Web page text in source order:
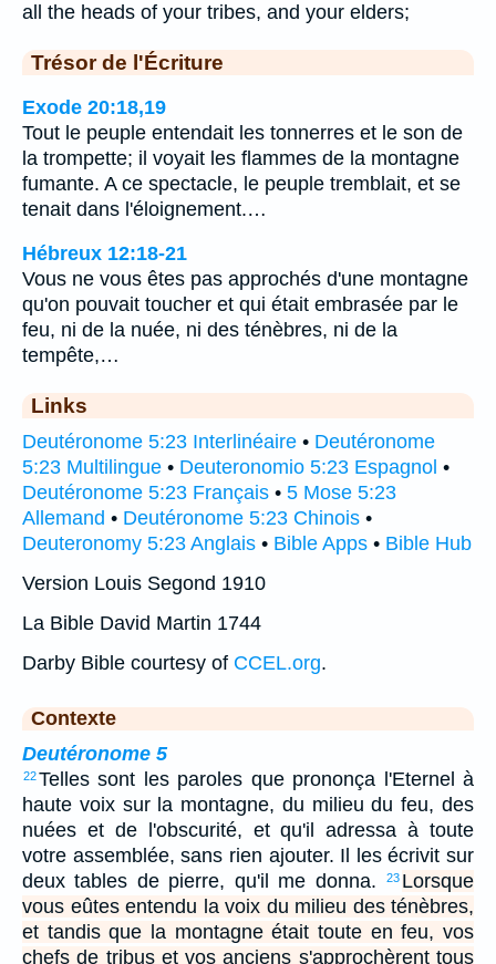
all the heads of your tribes, and your elders;
Trésor de l'Écriture
Exode 20:18,19
Tout le peuple entendait les tonnerres et le son de
la trompette; il voyait les flammes de la montagne
fumante. A ce spectacle, le peuple tremblait, et se
tenait dans l'éloignement.…
Hébreux 12:18-21
Vous ne vous êtes pas approchés d'une montagne
qu'on pouvait toucher et qui était embrasée par le
feu, ni de la nuée, ni des ténèbres, ni de la
tempête,…
Links
Deutéronome 5:23 Interlinéaire • Deutéronome
5:23 Multilingue • Deuteronomio 5:23 Espagnol •
Deutéronome 5:23 Français • 5 Mose 5:23
Allemand • Deutéronome 5:23 Chinois •
Deuteronomy 5:23 Anglais • Bible Apps • Bible Hub
Version Louis Segond 1910
La Bible David Martin 1744
Darby Bible courtesy of CCEL.org.
Contexte
Deutéronome 5
22Telles sont les paroles que prononça l'Eternel à
haute voix sur la montagne, du milieu du feu, des
nuées et de l'obscurité, et qu'il adressa à toute
votre assemblée, sans rien ajouter. Il les écrivit sur
deux tables de pierre, qu'il me donna.
23 Lorsque
vous eûtes entendu la voix du milieu des ténèbres,
et tandis que la montagne était toute en feu, vos
chefs de tribus et vos anciens s'approchèrent tous